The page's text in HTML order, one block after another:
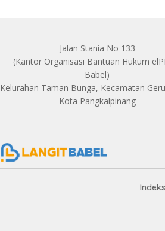
Jalan Stania No 133
(Kantor Organisasi Bantuan Hukum
Babel)
Kelurahan Taman Bunga, Kecamatan
Kota Pangkalpinang
Indeks